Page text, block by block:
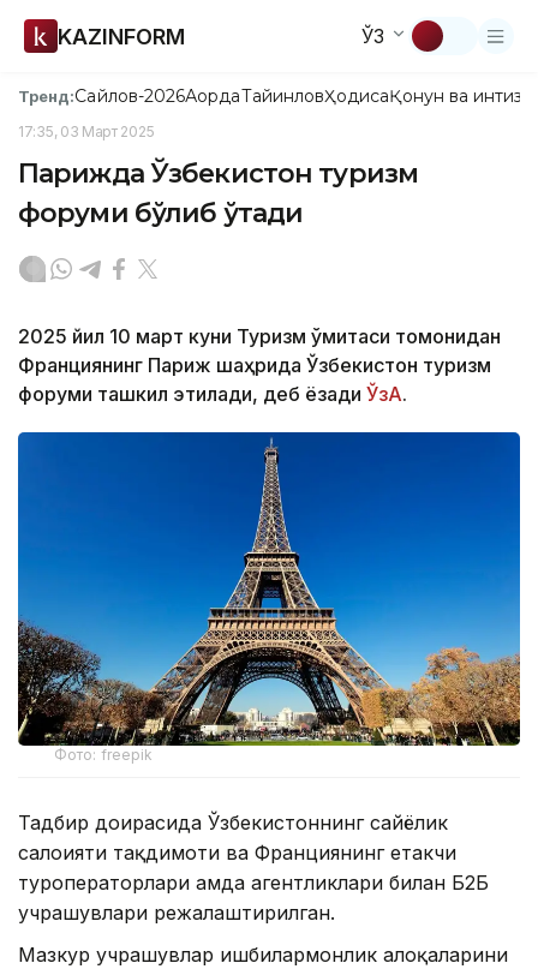
KAZINFORM ЎЗ
Тренд:Сайлов-2026АқордаТайинловҲодисаҚонун ва
17:35, 03 Март 2025
Парижда Ўзбекистон туризм
форуми бўлиб ўтади
2025 йил 10 март куни Туризм қўмитаси томонидан
Франциянинг Париж шаҳрида Ўзбекистон туризм
форуми ташкил этилади, деб ёзади ЎзА.
Фото: freepik
Тадбир доирасида Ўзбекистоннинг сайёҳлик
салоҳияти тақдимоти ва Франциянинг етакчи
туроператорлари ҳамда агентликлари билан Б2Б
учрашувлари режалаштирилган.
Мазкур учрашувлар ишбилармонлик алоқаларини